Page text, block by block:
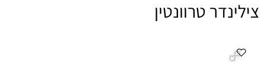
צילינדר טרוונטין